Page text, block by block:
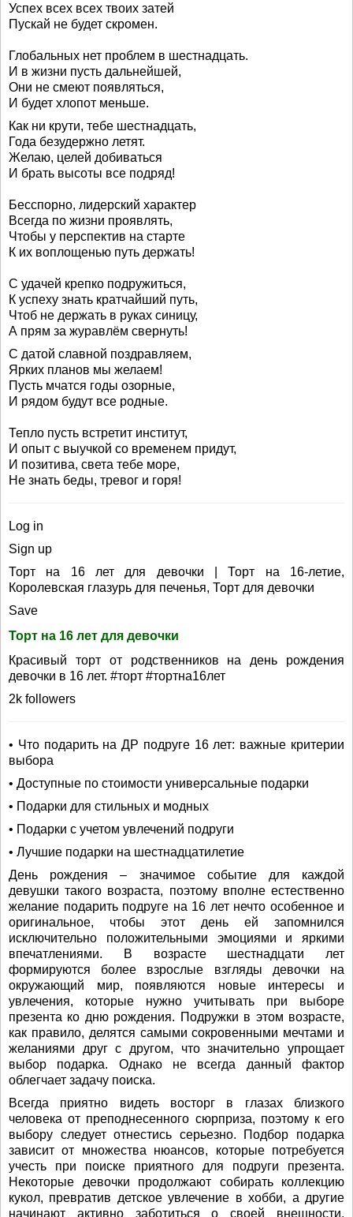
Успех всех всех твоих затей
Пускай не будет скромен.
Глобальных нет проблем в шестнадцать.
И в жизни пусть дальнейшей,
Они не смеют появляться,
И будет хлопот меньше.
Как ни крути, тебе шестнадцать,
Года безудержно летят.
Желаю, целей добиваться
И брать высоты все подряд!
Бесспорно, лидерский характер
Всегда по жизни проявлять,
Чтобы у перспектив на старте
К их воплощенью путь держать!
С удачей крепко подружиться,
К успеху знать кратчайший путь,
Чтоб не держать в руках синицу,
А прям за журавлём свернуть!
С датой славной поздравляем,
Ярких планов мы желаем!
Пусть мчатся годы озорные,
И рядом будут все родные.
Тепло пусть встретит институт,
И опыт с выучкой со временем придут,
И позитива, света тебе море,
Не знать беды, тревог и горя!
Log in
Sign up
Торт на 16 лет для девочки | Торт на 16-летие,
Королевская глазурь для печенья, Торт для девочки
Save
Торт на 16 лет для девочки
Красивый торт от родственников на день рождения
девочки в 16 лет. #торт #тортна16лет
2k followers
• Что подарить на ДР подруге 16 лет: важные критерии
выбора
• Доступные по стоимости универсальные подарки
• Подарки для стильных и модных
• Подарки с учетом увлечений подруги
• Лучшие подарки на шестнадцатилетие
День рождения – значимое событие для каждой
девушки такого возраста, поэтому вполне естественно
желание подарить подруге на 16 лет нечто особенное и
оригинальное, чтобы этот день ей запомнился
исключительно положительными эмоциями и яркими
впечатлениями. В возрасте шестнадцати лет
формируются более взрослые взгляды девочки на
окружающий мир, появляются новые интересы и
увлечения, которые нужно учитывать при выборе
презента ко дню рождения. Подружки в этом возрасте,
как правило, делятся самыми сокровенными мечтами и
желаниями друг с другом, что значительно упрощает
выбор подарка. Однако не всегда данный фактор
облегчает задачу поиска.
Всегда приятно видеть восторг в глазах близкого
человека от преподнесенного сюрприза, поэтому к его
выбору следует отнестись серьезно. Подбор подарка
зависит от множества нюансов, которые потребуется
учесть при поиске приятного для подруги презента.
Некоторые девочки продолжают собирать коллекцию
кукол, превратив детское увлечение в хобби, а другие
начинают активно заботиться о своей внешности,